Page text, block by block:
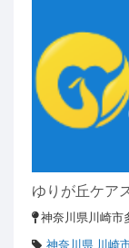
ゆりが丘ケア
神奈川県川崎市
神奈川県 川崎